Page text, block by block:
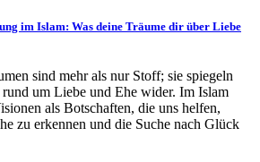
im Islam: Was deine Träume dir über Liebe
sind mehr als nur Stoff; sie spiegeln
rund um Liebe und Ehe wider. Im Islam
als Botschaften, die uns helfen,
zu erkennen und die Suche nach Glück